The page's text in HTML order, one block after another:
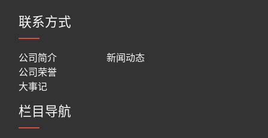
联系方式
公司简介
公司荣誉
大事记
新闻动态
栏目导航